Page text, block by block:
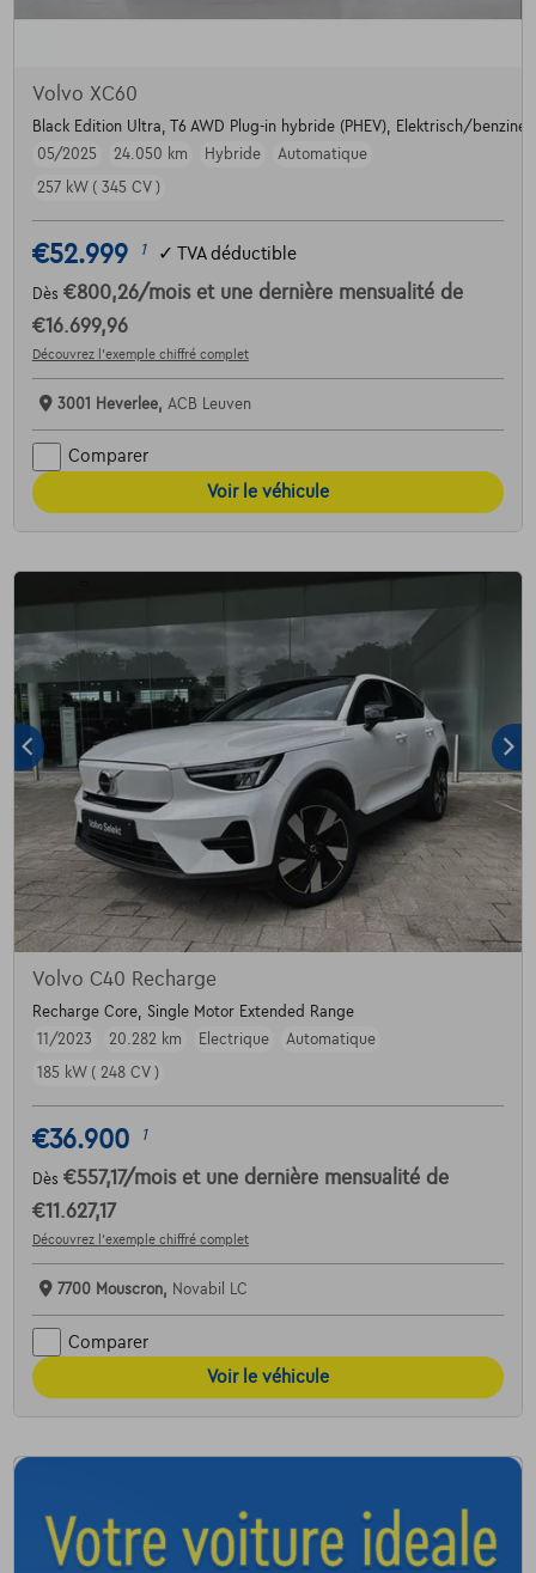
Volvo XC60
Black Edition Ultra, T6 AWD Plug-in hybride (PHEV), Elektrisch/benzine
05/2025
24.050 km Hybride
Automatique
257 kW ( 345 CV )
€52.999 1 ✓ TVA déductible
Dès €800,26/mois et une dernière mensualité de
€16.699,96
Découvrez l’exemple chiffré complet
3001 Heverlee, ACB Leuven
Comparer
Voir le véhicule
Volvo C40 Recharge
Recharge Core, Single Motor Extended Range
11/2023
20.282 km Electrique
Automatique
185 kW ( 248 CV )
€36.900 1
Dès €557,17/mois et une dernière mensualité de
€11.627,17
Découvrez l’exemple chiffré complet
7700 Mouscron, Novabil LC
Comparer
Voir le véhicule